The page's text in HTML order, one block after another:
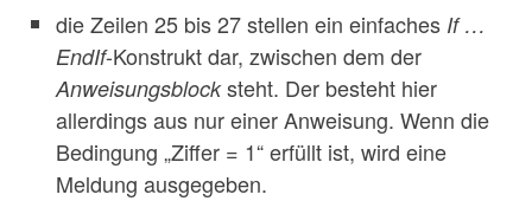
die Zeilen 25 bis 27 stellen ein einfaches If …
EndIf-Konstrukt dar, zwischen dem der
Anweisungsblocksteht. Der besteht hier
allerdings aus nur einer Anweisung. Wenn die
Bedingung „Ziffer = 1“ erfüllt ist, wird eine
Meldung ausgegeben.